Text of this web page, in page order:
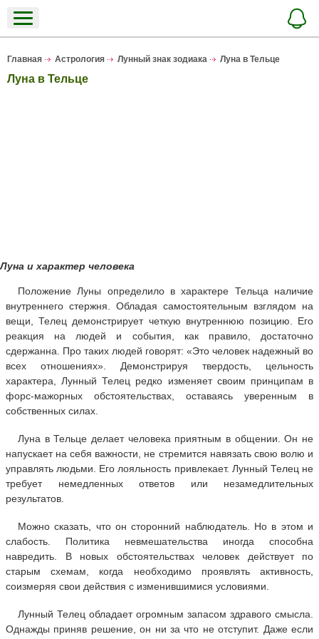
Главная Астрология Лунный знак зодиака Луна в Тельце
Луна в Тельце
Луна и характер человека
Положение Луны определило в характере Тельца наличие
внутреннего стержня. Обладая самостоятельным взглядом на
вещи, Телец демонстрирует четкую внутреннюю позицию. Его
реакция на людей и события, как правило, достаточно
сдержанна. Про таких людей говорят: «Это человек надежный во
всех отношениях». Демонстрируя твердость, цельность
характера, Лунный Телец редко изменяет своим принципам в
форс-мажорных обстоятельствах, оставаясь уверенным в
собственных силах.
Луна в Тельце делает человека приятным в общении. Он не
напускает на себя важности, не стремится навязать свою волю и
управлять людьми. Его лояльность привлекает. Лунный Телец не
требует немедленных ответов или незамедлительных
результатов.
Можно сказать, что он сторонний наблюдатель. Но в этом и
слабость. Политика невмешательства иногда способна
навредить. В новых обстоятельствах человек действует по
старым схемам, когда необходимо проявлять активность,
соизмеряя свои действия с изменившимися условиями.
Лунный Телец обладает огромным запасом здравого смысла.
Однажды приняв решение, он ни за что не отступит. Даже если